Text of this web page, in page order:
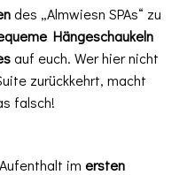
des „Almwiesn SPAs“ zu
Hängeschaukeln
auf euch. Wer hier nicht
zurückkehrt, macht
falsch!
im ersten